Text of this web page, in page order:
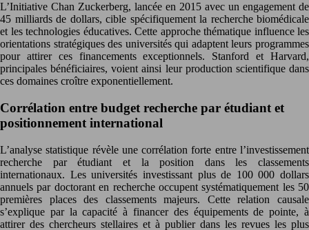
L’Initiative Chan Zuckerberg, lancée en 2015 avec un engagement de
45 milliards de dollars, cible spécifiquement la recherche biomédicale
et les technologies éducatives. Cette approche thématique influence les
orientations stratégiques des universités qui adaptent leurs programmes
pour attirer ces financements exceptionnels. Stanford et Harvard,
principales bénéficiaires, voient ainsi leur production scientifique dans
ces domaines croître exponentiellement.
Corrélation entre budget recherche par étudiant et
positionnement international
L’analyse statistique révèle une corrélation forte entre l’investissement
recherche par étudiant et la position dans les classements
internationaux. Les universités investissant plus de 100 000 dollars
annuels par doctorant en recherche occupent systématiquement les 50
premières places des classements majeurs. Cette relation causale
s’explique par la capacité à financer des équipements de pointe, à
attirer des chercheurs stellaires et à publier dans les revues les plus